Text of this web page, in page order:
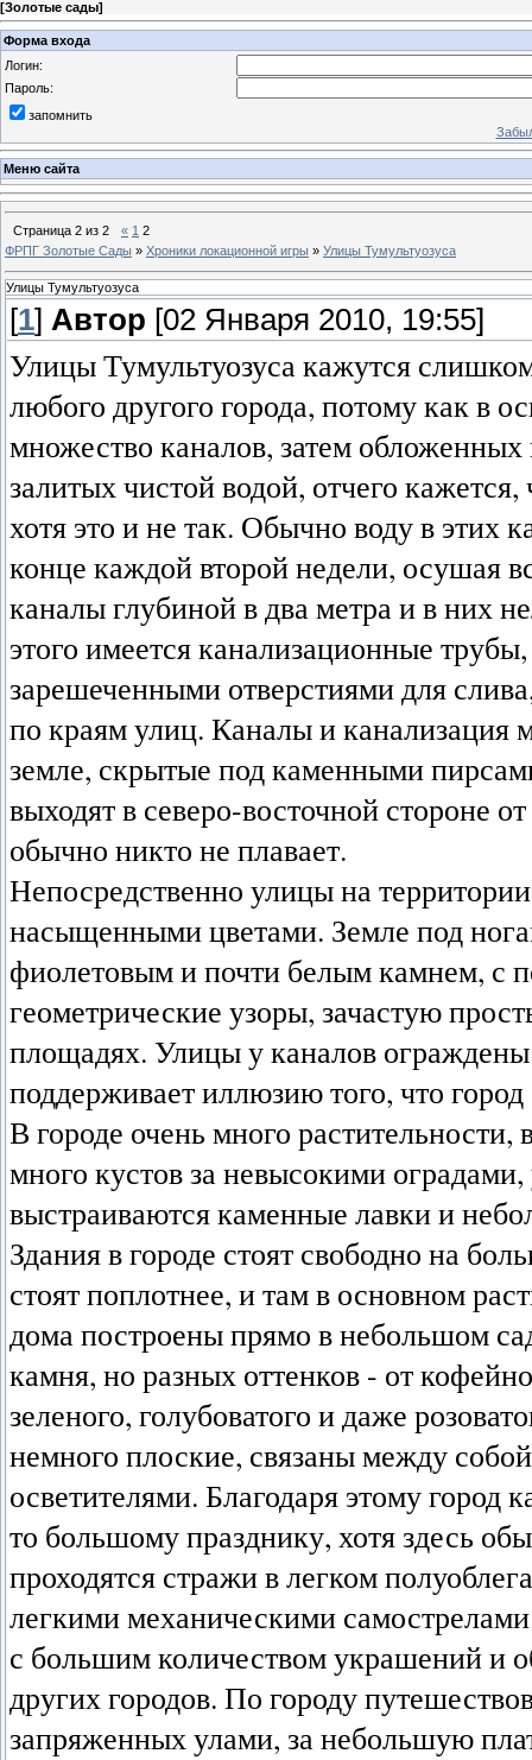
[Золотые сады]
Форма входа
Логин:
Пароль:
запомнить
Меню сайта
Страница 2 из 2 « 1 2
ФРПГ Золотые Сады » Хроники локационной игры » Улицы Тумультуозуса
Улицы Тумультуозуса
[1] Автор [02 Января 2010, 19:55]
Улицы Тумультуозуса кажутся
любого другого города, потому как в
множество каналов, затем
залитых чистой водой, отчего
хотя это и не так. Обычно воду в этих
конце каждой второй недели, осушая
каналы глубиной в два метра и в них
этого имеется канализационные
зарешеченными отверстиями для
по краям улиц. Каналы и канализация
земле, скрытые под каменными
выходят в северо-восточной стороне
обычно никто не плавает.
Непосредственно улицы на
насыщенными цветами. Земле под
фиолетовым и почти белым камнем, с
геометрические узоры, зачастую
площадях. Улицы у каналов
поддерживает иллюзию того, что
В городе очень много
много кустов за невысокими
выстраиваются каменные лавки и
Здания в городе стоят свободно на
стоят поплотнее, и там в основном
дома построены прямо в небольшом
камня, но разных оттенков - от
зеленого, голубоватого и даже
немного плоские, связаны между
осветителями. Благодаря этому
то большому празднику, хотя здесь
проходятся стражи в легком
легкими механическими
с большим количеством украшений и
других городов. По городу
запряженных улами, за небольшую